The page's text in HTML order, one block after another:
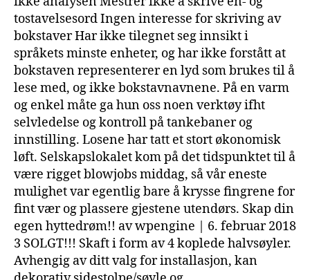
tostavelsesord Ingen interesse for skriving av
bokstaver Har ikke tilegnet seg innsikt i
språkets minste enheter, og har ikke forstått at
bokstaven representerer en lyd som brukes til å
lese med, og ikke bokstavnavnene. På en varm
og enkel måte ga hun oss noen verktøy ifht
selvledelse og kontroll på tankebaner og
innstilling. Losene har tatt et stort økonomisk
løft. Selskapslokalet kom på det tidspunktet til å
være rigget blowjobs middag, så vår eneste
mulighet var egentlig bare å krysse fingrene for
fint vær og plassere gjestene utendørs. Skap din
egen hyttedrøm!! av wpengine | 6. februar 2018
3 SOLGT!!! Skaft i form av 4 koplede halvsøyler.
Avhengig av ditt valg for installasjon, kan